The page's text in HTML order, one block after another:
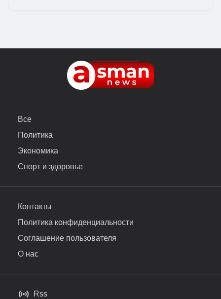
Все
Политика
Экономика
Спорт и здоровье
Контакты
Политика конфиденциальности
Соглашение пользователя
О нас
Rss